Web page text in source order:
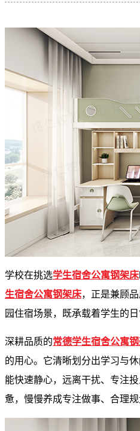
学校在挑选学生宿舍公寓钢架床
生宿舍公寓钢架床，正是兼顾
园住宿场景，既承载着学生的
深耕品质的常德学生宿舍公寓
的用心。它清晰划分出学习与
能快速静心，远离干扰、专注
惫，慢慢养成专注做事、合理